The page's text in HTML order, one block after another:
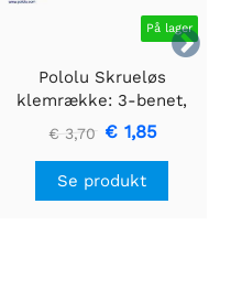

På lager
Pololu Skrueløs
klemrække: 3-benet,
0,1" pitch, sideindgang
(3-pack)
€ 3,70 € 1,85
Se produkt